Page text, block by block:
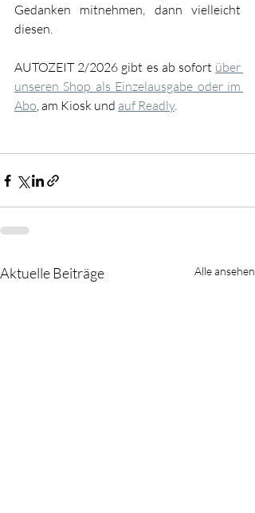
Gedanken mitnehmen, dann vielleicht
diesen.
AUTOZEIT 2/2026 gibt es ab sofort über
unseren Shop als Einzelausgabe oder im
Abo, am Kiosk und auf Readly.
Aktuelle Beiträge Alle ansehen